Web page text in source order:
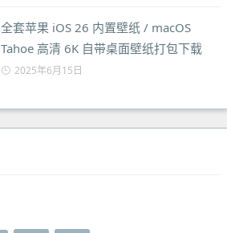
全套苹果 iOS 26 内置壁纸 / macOS
Tahoe 高清 6K 自带桌面壁纸打包下载
2025年6月15日